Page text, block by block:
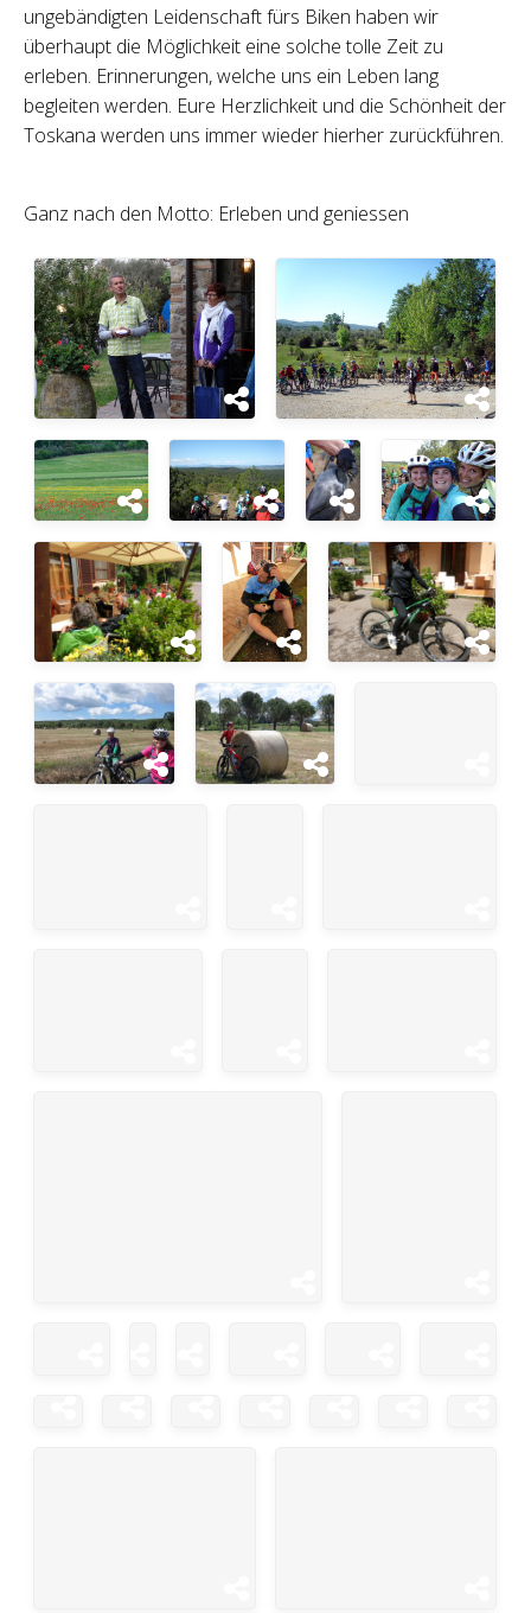
ungebändigten Leidenschaft fürs Biken haben wir
überhaupt die Möglichkeit eine solche tolle Zeit zu
erleben. Erinnerungen, welche uns ein Leben lang
begleiten werden. Eure Herzlichkeit und die Schönheit der
Toskana werden uns immer wieder hierher zurückführen.
Ganz nach den Motto: Erleben und geniessen